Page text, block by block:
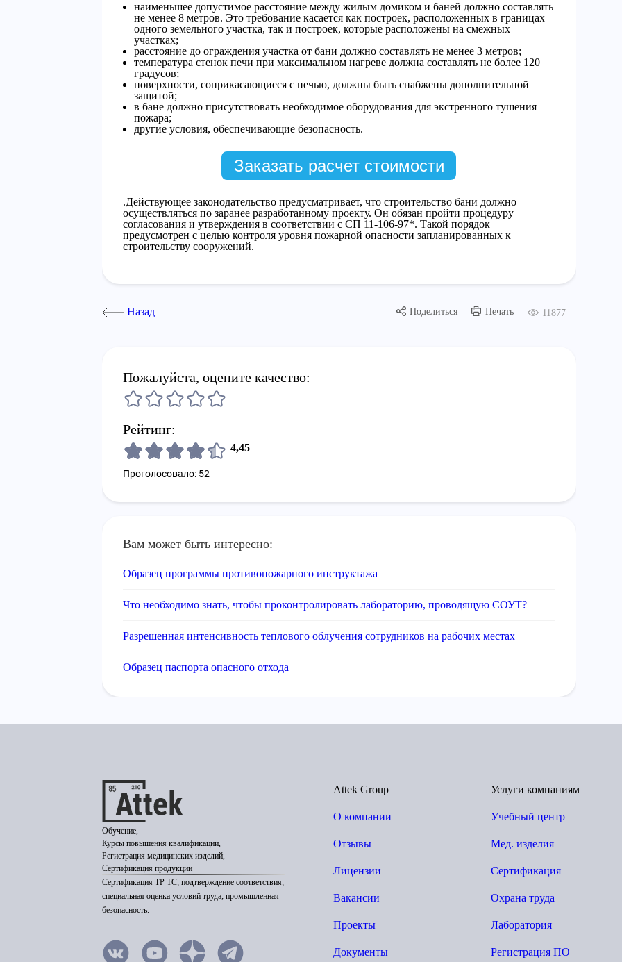
наименьшее допустимое расстояние между жилым домиком и баней должно составлять
не менее 8 метров. Это требование касается как построек, расположенных в границах
одного земельного участка, так и построек, которые расположены на смежных
участках;
расстояние до ограждения участка от бани должно составлять не менее 3 метров;
температура стенок печи при максимальном нагреве должна составлять не более 120
градусов;
поверхности, соприкасающиеся с печью, должны быть снабжены дополнительной
защитой;
в бане должно присутствовать необходимое оборудования для экстренного тушения
пожара;
другие условия, обеспечивающие безопасность.
Заказать расчет стоимости
.Действующее законодательство предусматривает, что строительство бани должно
осуществляться по заранее разработанному проекту. Он обязан пройти процедуру
согласования и утверждения в соответствии с СП 11-106-97*. Такой порядок
предусмотрен с целью контроля уровня пожарной опасности запланированных к
строительству сооружений.
Назад Поделиться Печать 11877
Пожалуйста, оцените качество:
Рейтинг:
4,45
Проголосовало: 52
Вам может быть интересно:
Образец программы противопожарного инструктажа
Что необходимо знать, чтобы проконтролировать лабораторию, проводящую СОУТ?
Разрешенная интенсивность теплового облучения сотрудников на рабочих местах
Образец паспорта опасного отхода
Обучение,
Курсы повышения квалификации,
Регистрация медицинских изделий,
Сертификация продукции
Сертификация ТР ТС; подтверждение соответствия;
специальная оценка условий труда; промышленная
безопасность.
Attek Group
О компании
Отзывы
Лицензии
Вакансии
Проекты
Документы
Услуги компаниям
Учебный центр
Мед. изделия
Сертификация
Охрана труда
Лаборатория
Регистрация ПО